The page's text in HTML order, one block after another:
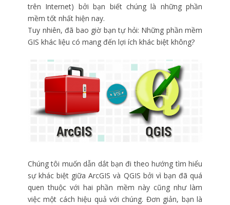
trên Internet) bởi bạn biết chúng là những phần
mềm tốt nhất hiện nay.
Tuy nhiên, đã bao giờ bạn tự hỏi: Những phần mềm
GIS khác liệu có mang đến lợi ích khác biệt không?
Chúng tôi muốn dẫn dắt bạn đi theo hướng tìm hiểu
sự khác biệt giữa ArcGIS và QGIS bởi vì bạn đã quá
quen thuộc với hai phần mềm này cũng như làm
việc một cách hiệu quả với chúng. Đơn giản, bạn là